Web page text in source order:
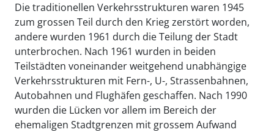
Die traditionellen Verkehrsstrukturen waren 1945
zum grossen Teil durch den Krieg zerstört worden,
andere wurden 1961 durch die Teilung der Stadt
unterbrochen. Nach 1961 wurden in beiden
Teilstädten voneinander weitgehend unabhängige
Verkehrsstrukturen mit Fern-, U-, Strassenbahnen,
Autobahnen und Flughäfen geschaffen. Nach 1990
wurden die Lücken vor allem im Bereich der
ehemaligen Stadtgrenzen mit grossem Aufwand